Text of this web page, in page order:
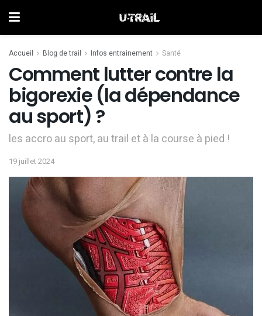
Accueil Blog de trail Infos entrainement Santé
Comment lutter contre la
bigorexie (la dépendance
au sport) ?
les accro au sport, au trail et à la course à pied !
19 juillet 2024